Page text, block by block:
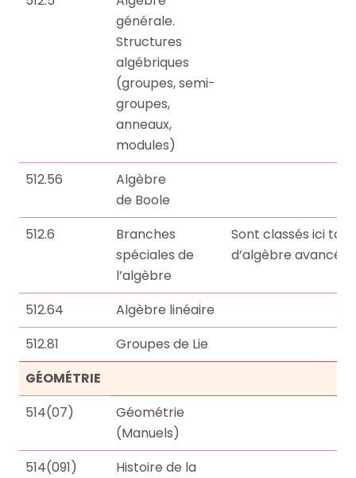
e
Octo+
e
Octo+
générale.
Structures
algébriques
(groupes, semi-
groupes,
anneaux,
modules)
512.56
Algèbre
de Boole
512.6
Branches
spéciales de
l’algèbre
Sont classés ici
d’algèbre
512.64
Algèbre linéaire
512.81
Groupes de Lie
GÉOMÉTRIE
514(07)
Géométrie
(Manuels)
514(091)
Histoire de la